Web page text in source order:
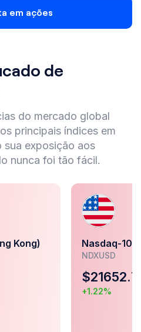
em ações
de
do mercado global
principais índices em
sua exposição aos
nunca foi tão fácil.
Kong) Nasdaq-100
NDXUSD
$21652.7
+1.22%